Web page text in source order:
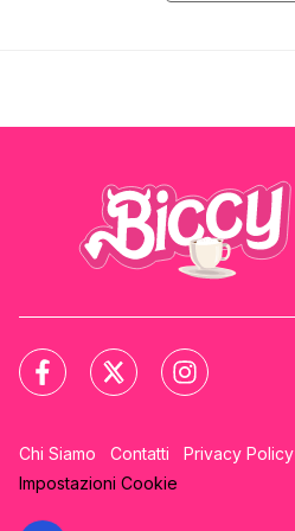
Chi Siamo Contatti Privacy Policy
Impostazioni Cookie